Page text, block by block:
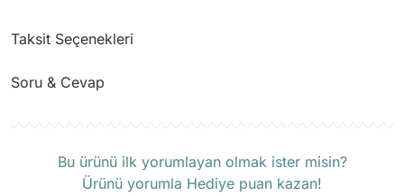
Taksit Seçenekleri
Soru & Cevap
Bu ürünü ilk yorumlayan olmak ister misin?
Ürünü yorumla Hediye puan kazan!